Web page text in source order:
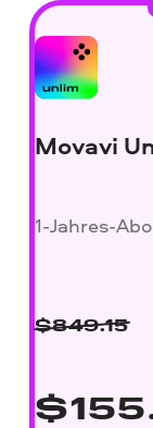
Movavi
1-Jahres-
$849.15
$